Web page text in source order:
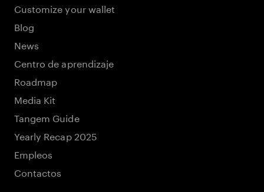
Customize your wallet
Blog
News
Centro de aprendizaje
Roadmap
Media Kit
Tangem Guide
Yearly Recap 2025
Empleos
Contactos